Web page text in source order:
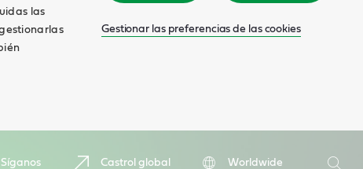
las
Gestionar las preferencias de las cookies
Síganos Castrol global
Worldwide
Buscar